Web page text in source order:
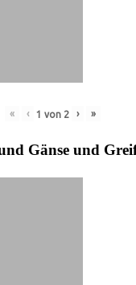
« ‹ 1 von 2 › »
Gänse und